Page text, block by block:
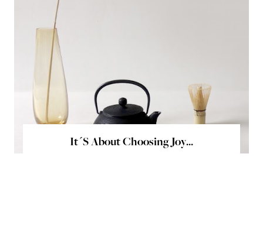
It´s About Choosing Joy...